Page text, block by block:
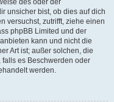
des oder der
unsicher bist, ob dies auf dich
versuchst, zutrifft, ziehe einen
phpBB Limited und der
kann und nicht die
Art ist; außer solchen, die
falls es Beschwerden oder
werden.